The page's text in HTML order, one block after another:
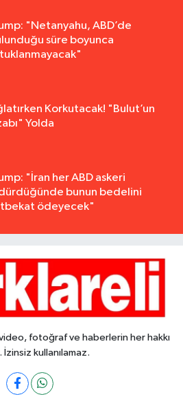
"Netanyahu, ABD’de
süre boyunca
Korkutacak! "Bulut’un
Yolda
"İran her ABD askeri
bunun bedelini
ödeyecek"
fotoğraf ve haberlerin her hakkı
İzinsiz kullanılamaz.